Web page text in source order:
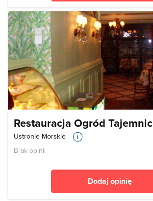
Restauracja Ogród Tajemnic
Ustronie Morskie
Brak opinii
Dodaj opinię